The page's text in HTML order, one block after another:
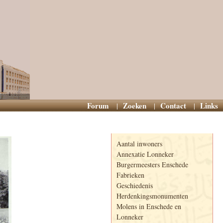
Forum Zoeken Contact Links
Aantal inwoners
Annexatie Lonneker
Burgermeesters Enschede
Fabrieken
Geschiedenis
Herdenkingsmonumenten
Molens in Enschede en
Lonneker